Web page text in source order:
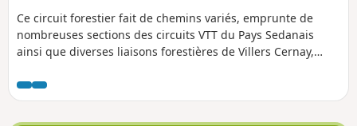
Ce circuit forestier fait de chemins variés, emprunte de
nombreuses sections des circuits VTT du Pays Sedanais
ainsi que diverses liaisons forestières de Villers Cernay,
excessifs et les nombreux ruisseaux qui jalonnent le
parcours apportent un charme particulier à ce circuit. Il
s'agit d'un parcours difficile nécessitant quelques portages